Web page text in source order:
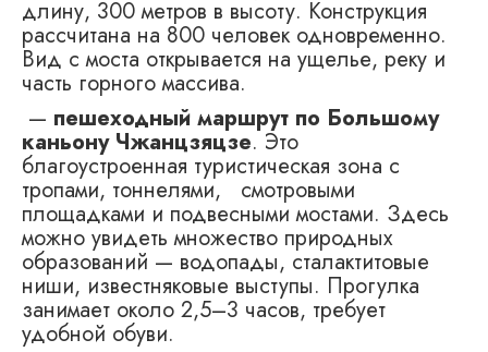
длину, 300 метров в высоту. Конструкция
рассчитана на 800 человек одновременно.
Вид с моста открывается на ущелье, реку и
часть горного массива.
— пешеходный маршрут по Большому
каньону Чжанцзяцзе. Это
благоустроенная туристическая зона с
тропами, тоннелями, смотровыми
площадками и подвесными мостами. Здесь
можно увидеть множество природных
образований — водопады, сталактитовые
ниши, известняковые выступы. Прогулка
занимает около 2,5–3 часов, требует
удобной обуви.